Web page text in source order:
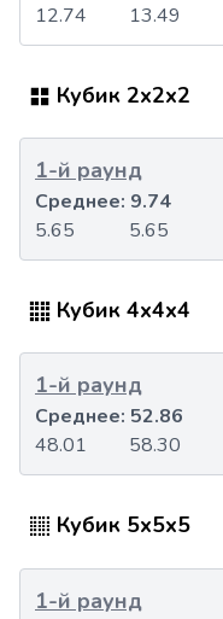
12.74 13.49
Кубик 2x2x2
1-й раунд
5.65 5.65
Среднее: 9.74
Кубик 4x4x4
1-й раунд
48.01 58.30
Среднее: 52.86
Кубик 5x5x5
1-й раунд